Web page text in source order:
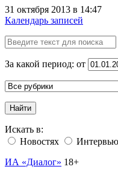
31 октября 2013 в 14:47
Календарь записей
За какой период: от
Найти
Искать в:
Новостях
Интервью
ИА «Диалог» 18+